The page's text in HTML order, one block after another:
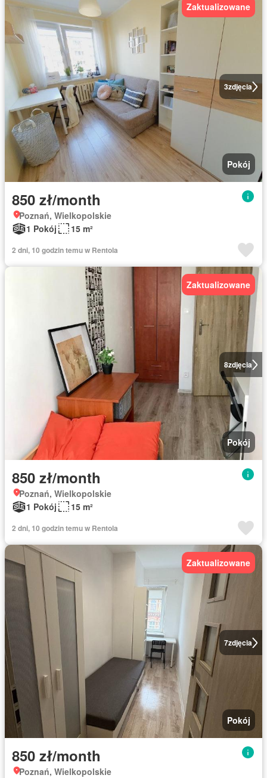
3zdjęcia
Zaktualizowane
Pokój
850 zł/month
Poznań, Wielkopolskie
1 Pokój
15 m²
2 dni, 10 godzin temu w Rentola
8zdjęcia
Zaktualizowane
Pokój
850 zł/month
Poznań, Wielkopolskie
1 Pokój
15 m²
2 dni, 10 godzin temu w Rentola
7zdjęcia
Zaktualizowane
Pokój
850 zł/month
Poznań, Wielkopolskie